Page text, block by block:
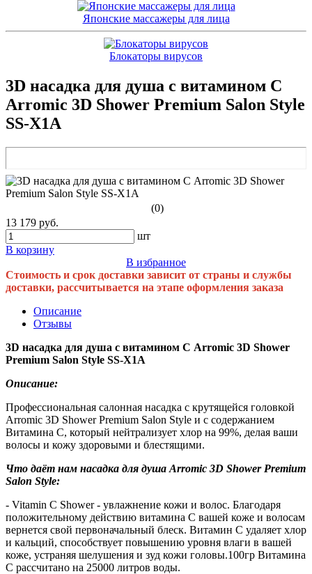
Японские массажеры для лица
Блокаторы вирусов
3D насадка для душа с витамином С
Arromic 3D Shower Premium Salon Style
SS-X1A
(0)
13 179 руб.
шт
В корзину
В избранное
Стоимость и срок доставки зависит от страны и службы
доставки, рассчитывается на этапе оформления заказа
Описание
Отзывы
3D насадка для душа с витамином С Arromic 3D Shower
Premium Salon Style SS-X1A
Описание:
Профессиональная салонная насадка с крутящейся головкой
Arromic 3D Shower Premium Salon Style и с содержанием
Витамина С, который нейтрализует хлор на 99%, делая ваши
волосы и кожу здоровыми и блестящими.
Что даёт нам насадка для душа Arromic 3D Shower Premium
Salon Style:
- Vitamin C Shower - увлажнение кожи и волос. Благодаря
положительному действию витамина С вашей коже и волосам
вернется свой первоначальный блеск. Витамин С удаляет хлор
и кальций, способствует повышению уровня влаги в вашей
коже, устраняя шелушения и зуд кожи головы.100гр Витамина
С рассчитано на 25000 литров воды.